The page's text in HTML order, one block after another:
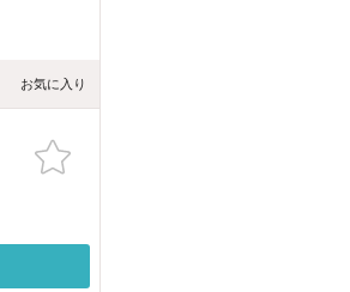
お気に入り